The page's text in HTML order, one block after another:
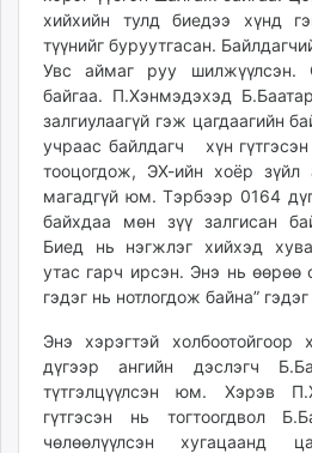
zuv.mn
mminfo.mn
ugluu.mn
urlag.mn
unen.mn
asu.mn
shudarga.mn
shuurhai.mn
unuudur.mn
isee.mn
mglradio.com
fact.mn
itoim.mn
tumen.mn
shuum.mn
хийхийн тулд биедээ хүнд
түүнийг буруутгасан.
Увс аймаг руу шилжүүлсэн.
байгаа. П.Хэнмэдэхэд
залгиулаагүй гэж цагдаагийн
учраас байлдагч хүн
тооцогдож, ЭХ-ийн хоёр зүйл
магадгүй юм. Тэрбээр 0164
байхдаа мөн зүү залгисан
Биед нь нэгжлэг хийхэд
утас гарч ирсэн. Энэ нь өөрөө
гэдэг нь нотлогдож байна”
Энэ хэрэгтэй холбоотойгоор
дүгээр ангийн дэслэгч
түтгэлцүүлсэн юм. Хэрэв
гүтгэсэн нь тогтоогдвол
чөлөөлүүлсэн хугацаанд